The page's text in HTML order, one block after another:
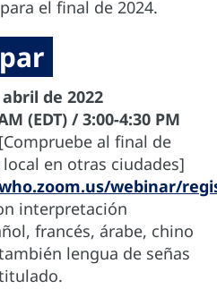
el final de 2024.
de 2022
(EDT) / 3:00-4:30 PM
[Compruebe al final de
en otras ciudades]
webinar/
interpretación
francés, árabe, chino
lengua de señas